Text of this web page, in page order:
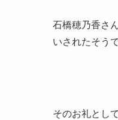
石橋穂乃香さ
いされたそうで
そのお礼とし